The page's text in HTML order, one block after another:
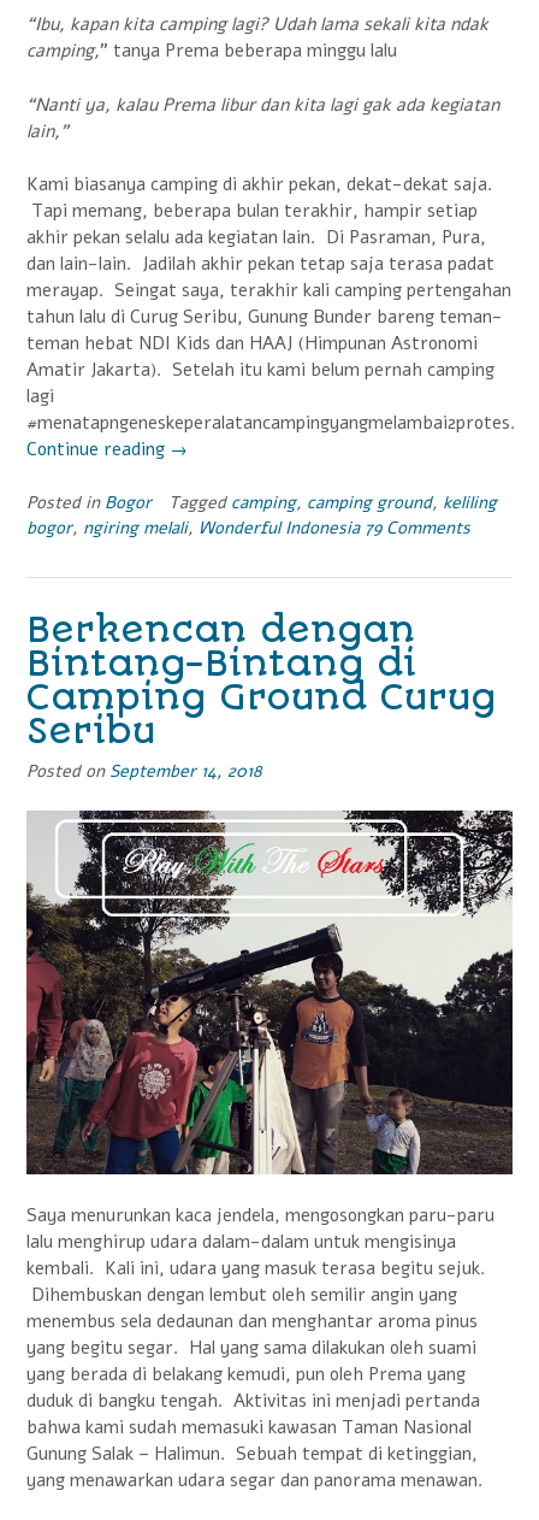
“Ibu, kapan kita camping lagi? Udah lama sekali kita ndak
camping,” tanya Prema beberapa minggu lalu
“Nanti ya, kalau Prema libur dan kita lagi gak ada kegiatan
lain,”
Kami biasanya camping di akhir pekan, dekat-dekat saja.
Tapi memang, beberapa bulan terakhir, hampir setiap
akhir pekan selalu ada kegiatan lain. Di Pasraman, Pura,
dan lain-lain. Jadilah akhir pekan tetap saja terasa padat
merayap. Seingat saya, terakhir kali camping pertengahan
tahun lalu di Curug Seribu, Gunung Bunder bareng teman-
teman hebat NDI Kids dan HAAJ (Himpunan Astronomi
Amatir Jakarta). Setelah itu kami belum pernah camping
lagi
#menatapngeneskeperalatancampingyangmelambai2protes.
Continue reading “Treasure
Bersama
Simpul
Cara
Berburu
Harta
Karun”
→
Posted in Bogor Tagged camping, camping ground, keliling
bogor, ngiring melali, Wonderful Indonesia 79 Comments
Berkencan dengan
Bintang-Bintang di
Camping Ground Curug
Seribu
Posted on September 14, 2018
Saya menurunkan kaca jendela, mengosongkan paru-paru
lalu menghirup udara dalam-dalam untuk mengisinya
kembali. Kali ini, udara yang masuk terasa begitu sejuk.
Dihembuskan dengan lembut oleh semilir angin yang
menembus sela dedaunan dan menghantar aroma pinus
yang begitu segar. Hal yang sama dilakukan oleh suami
yang berada di belakang kemudi, pun oleh Prema yang
duduk di bangku tengah. Aktivitas ini menjadi pertanda
bahwa kami sudah memasuki kawasan Taman Nasional
Gunung Salak – Halimun. Sebuah tempat di ketinggian,
yang menawarkan udara segar dan panorama menawan.